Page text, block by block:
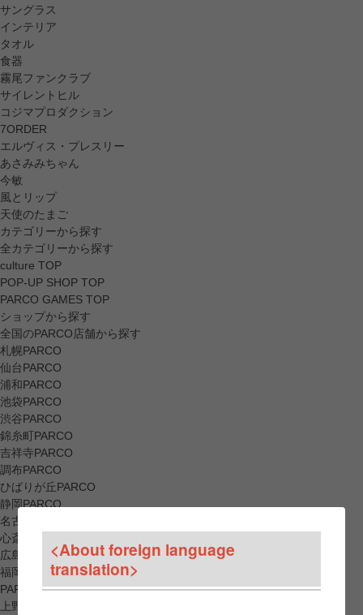
サングラス
インテリア
タオル
食器
霧尾ファンクラブ
サイレントヒル
コジマプロダクション
7ORDER
エルヴィス・プレスリー
あさみみちゃん
今敏
風とリップ
天使のたまご
カテゴリーから探す
全カテゴリーから探す
culture TOP
POP-UP SHOP TOP
PARCO GAMES TOP
ショップから探す
全国のPARCO店舗から探す
札幌PARCO
仙台PARCO
浦和PARCO
池袋PARCO
渋谷PARCO
錦糸町PARCO
吉祥寺PARCO
調布PARCO
ひばりが丘PARCO
静岡PARCO
名古屋PARCO
心斎橋PARCO
広島PARCO
福岡PARCO
PARCO_ya
上野
<About foreign language
translation>